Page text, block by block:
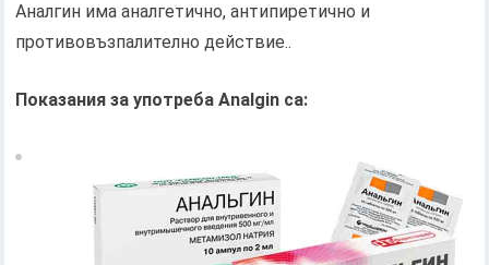
Аналгин има аналгетично, антипиретично и
противовъзпалително действие..
Показания за употреба Analgin са: